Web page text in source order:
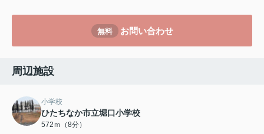
無料 お問い合わせ
周辺施設
小学校
ひたちなか市立堀口小学校
572ｍ（8分）